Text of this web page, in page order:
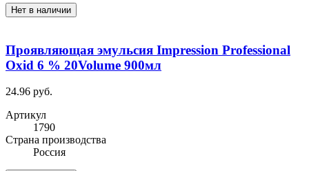
Нет в наличии
Проявляющая эмульсия Impression Professional
Oxid 6 % 20Volume 900мл
24.96 руб.
Артикул
1790
Cтрана производства
Россия